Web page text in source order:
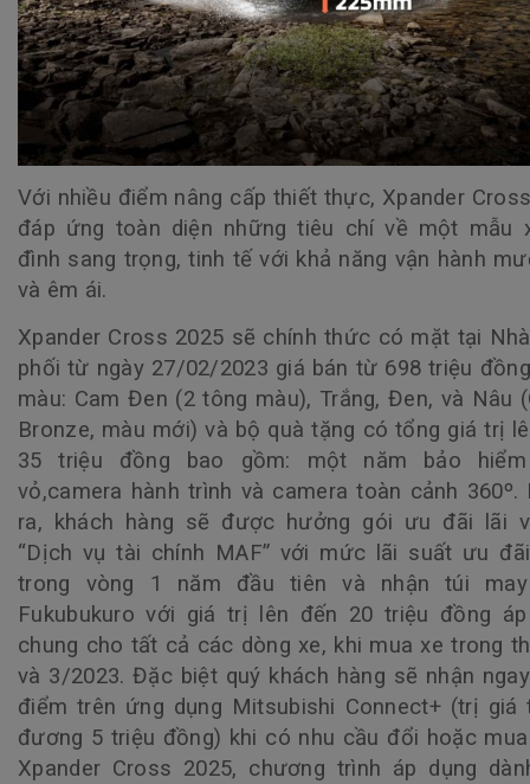
Với nhiều điểm nâng cấp thiết thực, Xpander
đáp ứng toàn diện những tiêu chí về một mẫu
đình sang trọng, tinh tế với khả năng vận hành
và êm ái.
Xpander Cross 2025 sẽ chính thức có mặt tại
phối từ ngày 27/02/2023 giá bán từ 698 triệu
màu: Cam Đen (2 tông màu), Trắng, Đen, và Nâu
Bronze, màu mới) và bộ quà tặng có tổng giá trị
35 triệu đồng bao gồm: một năm bảo
vỏ,camera hành trình và camera toàn cảnh 360º.
ra, khách hàng sẽ được hưởng gói ưu đãi lãi
“Dịch vụ tài chính MAF” với mức lãi suất ưu
trong vòng 1 năm đầu tiên và nhận túi
Fukubukuro với giá trị lên đến 20 triệu đồng
chung cho tất cả các dòng xe, khi mua xe trong
và 3/2023. Đặc biệt quý khách hàng sẽ nhận
điểm trên ứng dụng Mitsubishi Connect+ (trị giá
đương 5 triệu đồng) khi có nhu cầu đổi hoặc
Xpander Cross 2025, chương trình áp dụng